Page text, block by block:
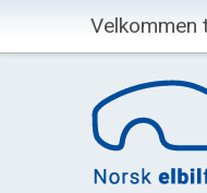
Velkommen